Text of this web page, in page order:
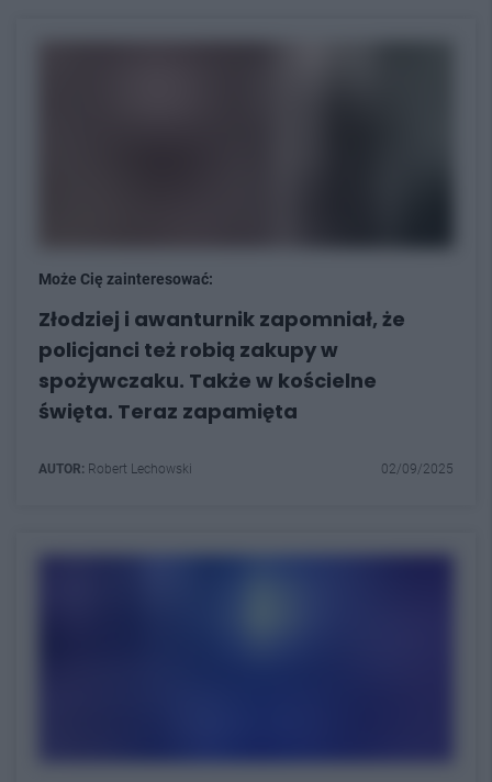
Może Cię zainteresować:
Złodziej i awanturnik zapomniał, że
policjanci też robią zakupy w
spożywczaku. Także w kościelne
święta. Teraz zapamięta
AUTOR: Robert Lechowski 02/09/2025